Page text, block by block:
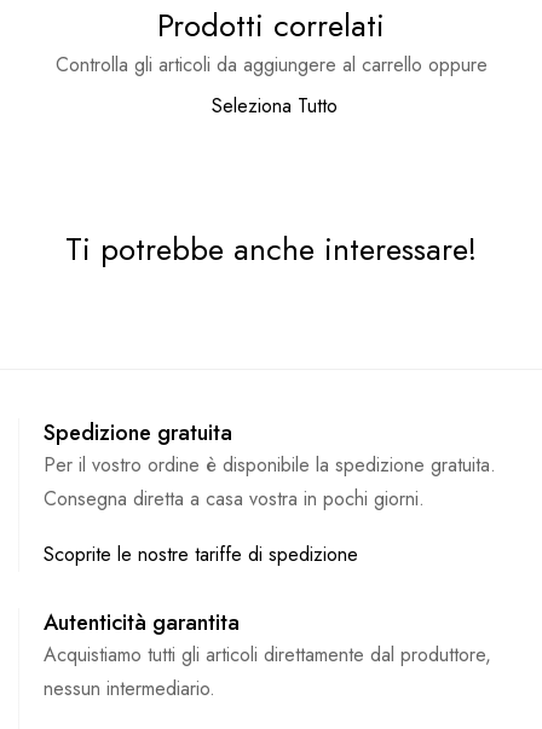
Prodotti correlati
Controlla gli articoli da aggiungere al carrello oppure
Seleziona Tutto
Ti potrebbe anche interessare!
Spedizione gratuita
Per il vostro ordine è disponibile la spedizione gratuita.
Consegna diretta a casa vostra in pochi giorni.
Scoprite le nostre tariffe di spedizione
Autenticità garantita
Acquistiamo tutti gli articoli direttamente dal produttore,
nessun intermediario.